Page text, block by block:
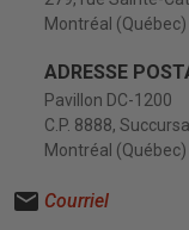
Montréal (Québec)
ADRESSE
Pavillon DC-1200
C.P. 8888,
Montréal (Québec)
Courriel